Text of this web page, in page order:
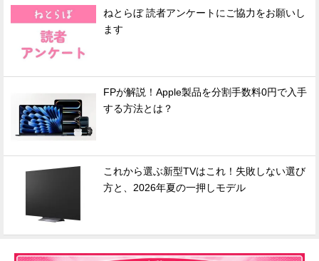
ねとらぼ 読者アンケートにご協力をお願いし
ます
FPが解説！Apple製品を分割手数料0円で入手
する方法とは？
これから選ぶ新型TVはこれ！失敗しない選び
方と、2026年夏の一押しモデル